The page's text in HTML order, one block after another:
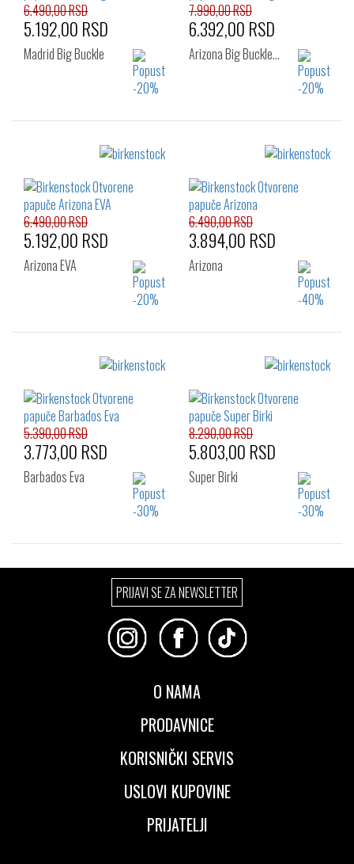
Izaberi željeni broj:
39
40 41
6.490,00 RSD
5.192,00 RSD
Madrid Big Buckle
Izaberi željeni broj:
39
40 41
7.990,00 RSD
6.392,00 RSD
Arizona Big Buckle…
Izaberi željeni broj:
39
40 41
6.490,00 RSD
5.192,00 RSD
Arizona EVA
Izaberi željeni broj:
38
6.490,00 RSD
3.894,00 RSD
Arizona
Izaberi željeni broj:
39
5.390,00 RSD
3.773,00 RSD
Barbados Eva
Izaberi željeni broj:
8.290,00 RSD
5.803,00 RSD
Super Birki
PRIJAVI SE ZA NEWSLETTER
O NAMA
PRODAVNICE
KORISNIČKI SERVIS
USLOVI KUPOVINE
PRIJATELJI